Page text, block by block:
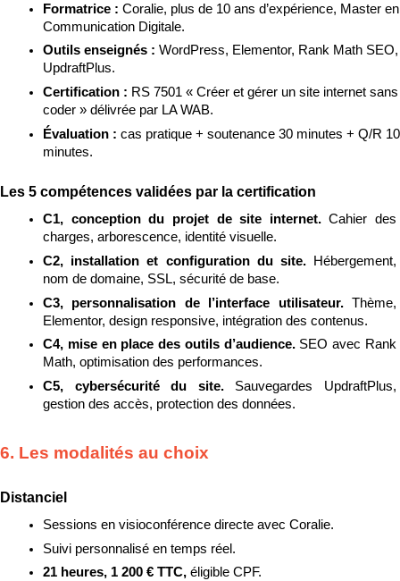
Formatrice : Coralie, plus de 10 ans d’expérience, Master en
Communication Digitale.
Outils enseignés : WordPress, Elementor, Rank Math SEO,
UpdraftPlus.
Certification : RS 7501 « Créer et gérer un site internet sans
coder » délivrée par LA WAB.
Évaluation : cas pratique + soutenance 30 minutes + Q/R 10
minutes.
Les 5 compétences validées par la certification
C1, conception du projet de site internet. Cahier des
charges, arborescence, identité visuelle.
C2, installation et configuration du site.
Hébergement,
nom de domaine, SSL, sécurité de base.
C3, personnalisation de l’interface utilisateur. Thème,
Elementor, design responsive, intégration des contenus.
C4, mise en place des outils d’audience. SEO avec Rank
Math, optimisation des performances.
C5, cybersécurité du site. Sauvegardes UpdraftPlus,
gestion des accès, protection des données.
6. Les modalités au choix
Distanciel
Sessions en visioconférence directe avec Coralie.
Suivi personnalisé en temps réel.
21 heures, 1 200 € TTC, éligible CPF.